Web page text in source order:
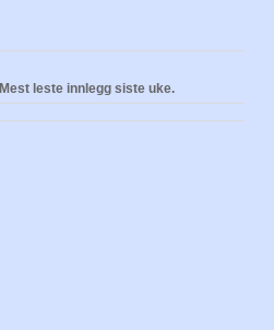
Mest leste innlegg siste uke.